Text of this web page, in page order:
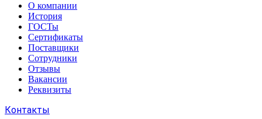
О компании
История
ГОСТы
Сертификаты
Поставщики
Сотрудники
Отзывы
Вакансии
Реквизиты
Контакты